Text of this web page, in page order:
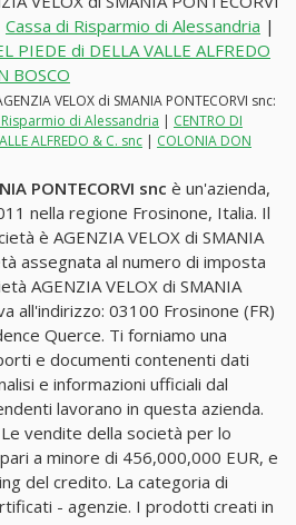
Cassa di Risparmio di Alessandria |
PIEDE di DELLA VALLE ALFREDO
BOSCO
VELOX di SMANIA PONTECORVI snc:
di Alessandria | CENTRO DI
ALFREDO & C. snc | COLONIA DON
PONTECORVI snc è un'azienda,
nella regione Frosinone, Italia. Il
è AGENZIA VELOX di SMANIA
assegnata al numero di imposta
AGENZIA VELOX di SMANIA
all'indirizzo: 03100 Frosinone (FR)
Querce. Ti forniamo una
e documenti contenenti dati
e informazioni ufficiali dal
lavorano in questa azienda.
vendite della società per lo
a minore di 456,000,000 EUR, e
del credito. La categoria di
- agenzie. I prodotti creati in